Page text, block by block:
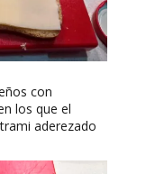
con
los que el
aderezado